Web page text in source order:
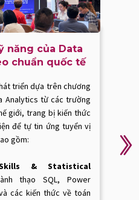
thuyết, học viên được
task thực tế của một
qua:
E-commerce,...
Tutorial chi
và đáp án đầy đủ để
qua case
chiến” từ doanh